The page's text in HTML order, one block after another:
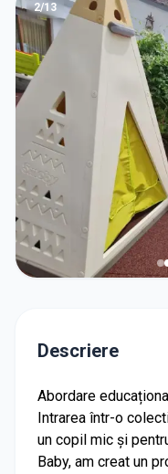
2/13
Descriere
Abordare
Intrarea într-o
un copil mic și
Baby, am creat un